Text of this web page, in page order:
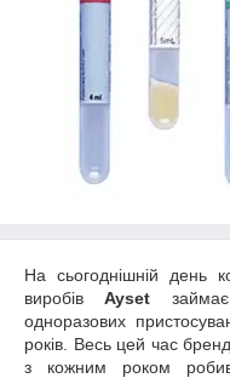
На сьогоднішній день
виробівAyset
одноразових
років. Весь цей час
з кожним роком